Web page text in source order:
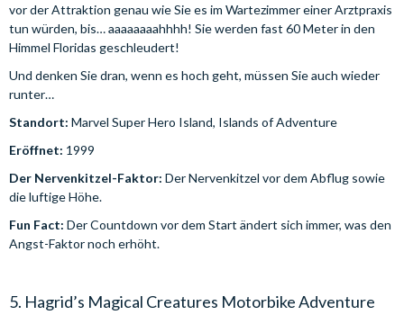
vor der Attraktion genau wie Sie es im Wartezimmer einer Arztpraxis
tun würden, bis… aaaaaaaahhhh! Sie werden fast 60 Meter in den
Himmel Floridas geschleudert!
Und denken Sie dran, wenn es hoch geht, müssen Sie auch wieder
runter…
Standort: Marvel Super Hero Island, Islands of Adventure
Eröffnet: 1999
Der Nervenkitzel-Faktor: Der Nervenkitzel vor dem Abflug sowie
die luftige Höhe.
Fun Fact: Der Countdown vor dem Start ändert sich immer, was den
Angst-Faktor noch erhöht.
5. Hagrid’s Magical Creatures Motorbike Adventure